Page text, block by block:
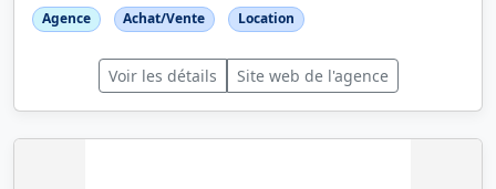
Agence Achat/Vente Location
Voir les détails Site web de l'agence